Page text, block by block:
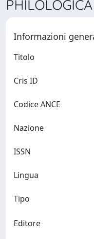
Informazioni
Titolo
Cris ID
Codice ANCE
Nazione
ISSN
Lingua
Tipo
Editore